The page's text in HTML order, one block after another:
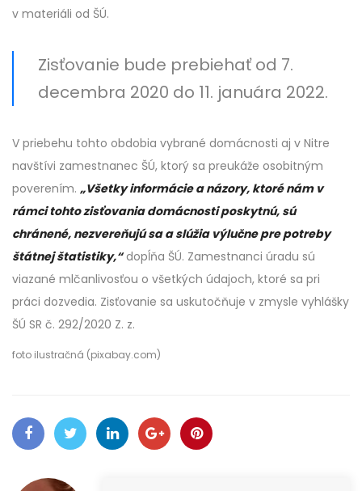
v materiáli od ŠÚ.
Zisťovanie bude prebiehať od 7.
decembra 2020 do 11. januára 2022.
V priebehu tohto obdobia vybrané domácnosti aj v Nitre
navštívi zamestnanec ŠÚ, ktorý sa preukáže osobitným
poverením. „Všetky informácie a názory, ktoré nám v
rámci tohto zisťovania domácnosti poskytnú, sú
chránené, nezvereňujú sa a slúžia výlučne pre potreby
štátnej štatistiky,“dopĺňa ŠÚ. Zamestnanci úradu sú
viazané mlčanlivosťou o všetkých údajoch, ktoré sa pri
práci dozvedia. Zisťovanie sa uskutočňuje v zmysle vyhlášky
ŠÚ SR č. 292/2020 Z. z.
foto ilustračná (pixabay.com)